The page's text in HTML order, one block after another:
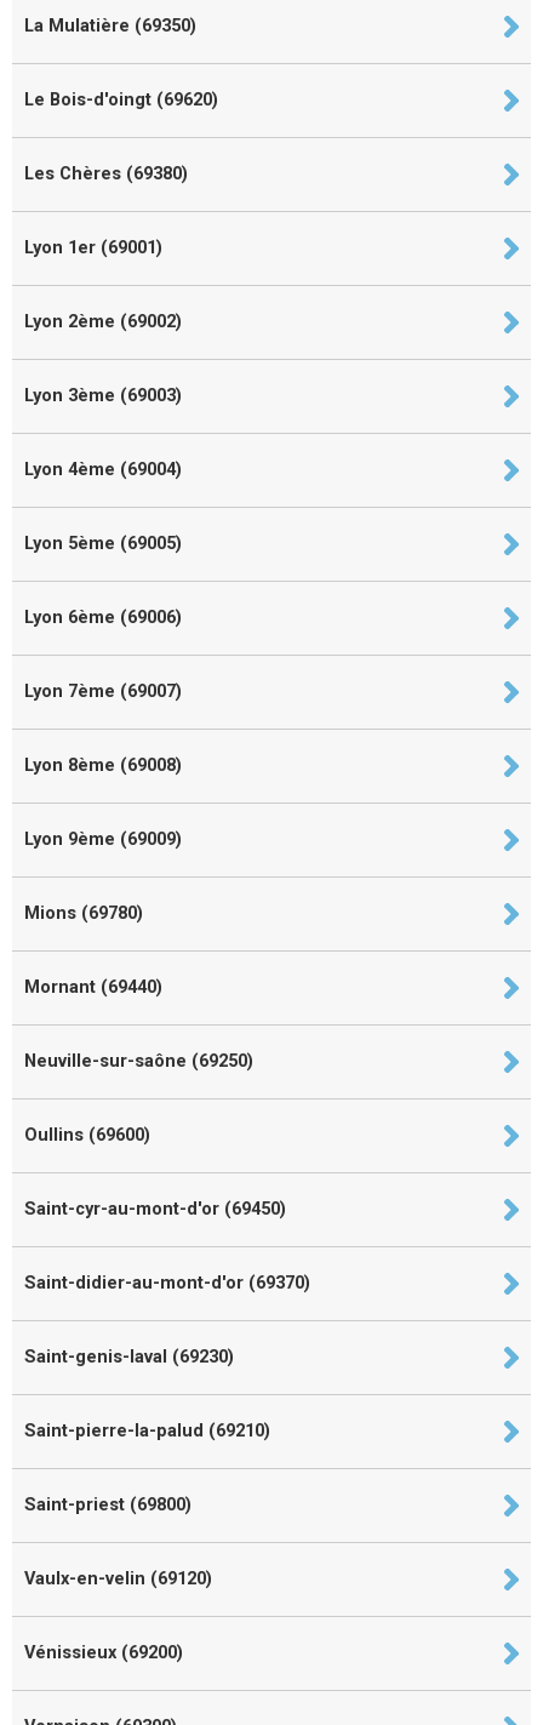
La Mulatière (69350)
Le Bois-d'oingt (69620)
Les Chères (69380)
Lyon 1er (69001)
Lyon 2ème (69002)
Lyon 3ème (69003)
Lyon 4ème (69004)
Lyon 5ème (69005)
Lyon 6ème (69006)
Lyon 7ème (69007)
Lyon 8ème (69008)
Lyon 9ème (69009)
Mions (69780)
Mornant (69440)
Neuville-sur-saône (69250)
Oullins (69600)
Saint-cyr-au-mont-d'or (69450)
Saint-didier-au-mont-d'or (69370)
Saint-genis-laval (69230)
Saint-pierre-la-palud (69210)
Saint-priest (69800)
Vaulx-en-velin (69120)
Vénissieux (69200)